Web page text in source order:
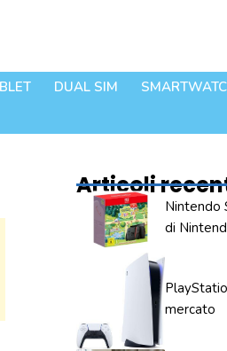
DUAL SIM
Articoli
Nintendo
di
mercato